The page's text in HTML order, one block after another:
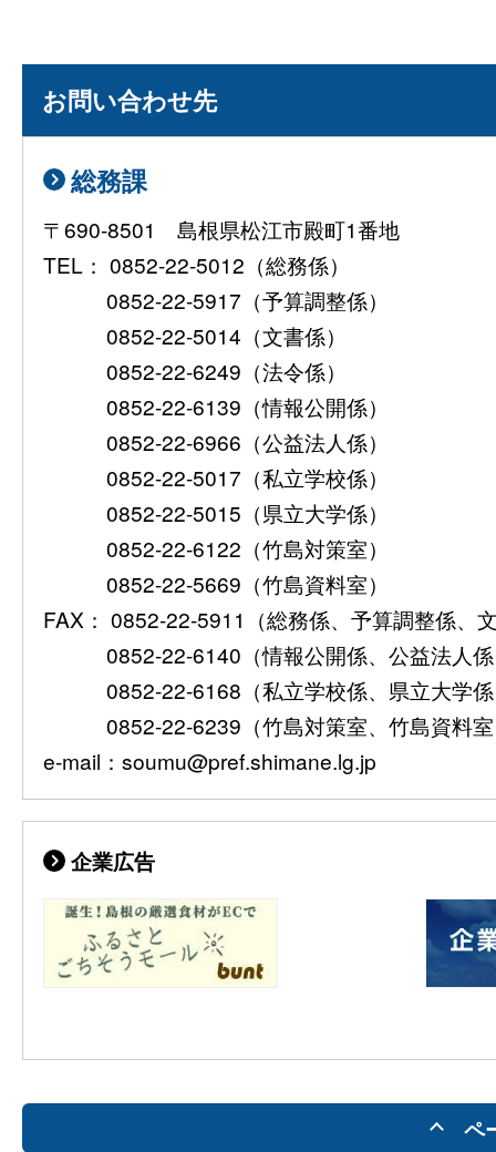
お問い合わせ先
総務課
〒690-8501 島根県松江市殿町1番地
TEL： 0852-22-5012（総務係）
0852-22-5917（予算調整係）
0852-22-5014（文書係）
0852-22-6249（法令係）
0852-22-6139（情報公開係）
0852-22-6966（公益法人係）
0852-22-5017（私立学校係）
0852-22-5015（県立大学係）
0852-22-6122（竹島対策室）
0852-22-5669（竹島資料室）
FAX： 0852-22-5911（総務係、予算調整係、
0852-22-6140（情報公開係、公益法人
0852-22-6168（私立学校係、県立大学
0852-22-6239（竹島対策室、竹島資料
e-mail：soumu@pref.shimane.lg.jp
企業広告
ペ